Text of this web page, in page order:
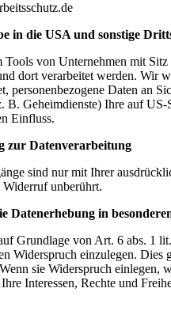
in die USA und sonstige
von Unternehmen mit
dort verarbeitet werden. Wir
personenbezogene Daten an
B. Geheimdienste) Ihre auf
Einfluss.
Datenverarbeitung
sind nur mit Ihrer
unberührt.
Datenerhebung in
Grundlage von Art. 6 abs. 1
Widerspruch einzulegen.
sie Widerspruch
Interessen, Rechte und